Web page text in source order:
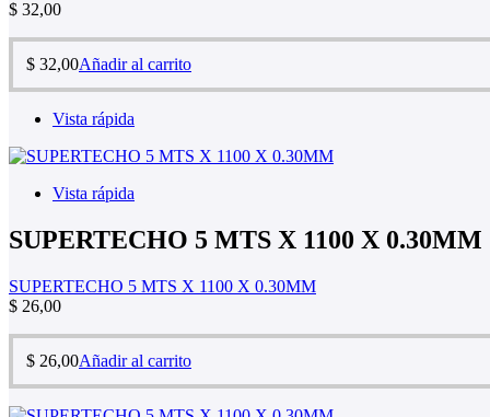
$ 32,00
$ 32,00Añadir al carrito
Vista rápida
Vista rápida
SUPERTECHO 5 MTS X 1100 X 0.30MM
SUPERTECHO 5 MTS X 1100 X 0.30MM
$ 26,00
$ 26,00Añadir al carrito